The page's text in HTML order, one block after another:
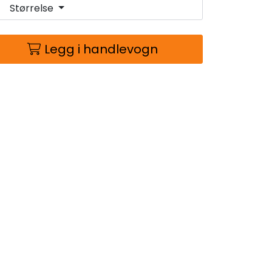
Størrelse
Legg i handlevogn